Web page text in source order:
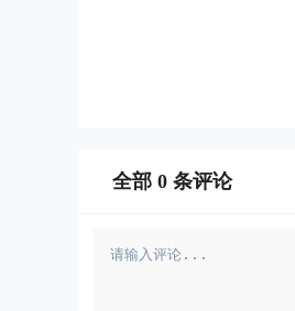
全部 0 条评论